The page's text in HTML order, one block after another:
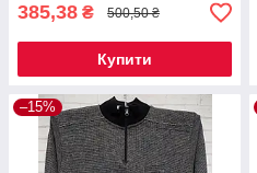
385,38 ₴ 500,50 ₴
Купити
–15%